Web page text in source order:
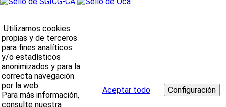
Utilizamos cookies
propias y de terceros
para fines analíticos
y/o estadísticos
anonimizados y para la
correcta navegación
por la web.
Para más información,
consulte nuestra
Aceptar todo